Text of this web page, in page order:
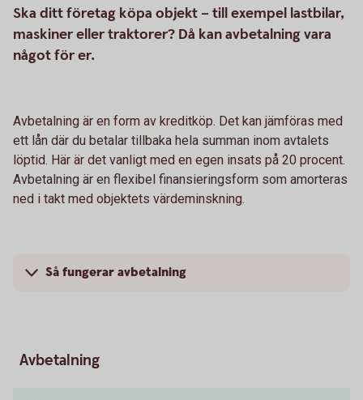
Ska ditt företag köpa objekt – till exempel lastbilar,
maskiner eller traktorer? Då kan avbetalning vara
något för er.
Avbetalning är en form av kreditköp. Det kan jämföras med
ett lån där du betalar tillbaka hela summan inom avtalets
löptid. Här är det vanligt med en egen insats på 20 procent.
Avbetalning är en flexibel finansieringsform som amorteras
ned i takt med objektets värdeminskning.
Så fungerar avbetalning
Avbetalning